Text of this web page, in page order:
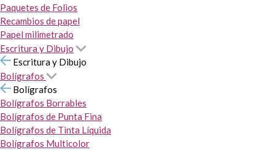
Paquetes de Folios
Recambios de papel
Papel milimetrado
Escritura y Dibujo
Escritura y Dibujo
Bolígrafos
Bolígrafos
Bolígrafos Borrables
Bolígrafos de Punta Fina
Bolígrafos de Tinta Líquida
Bolígrafos Multicolor